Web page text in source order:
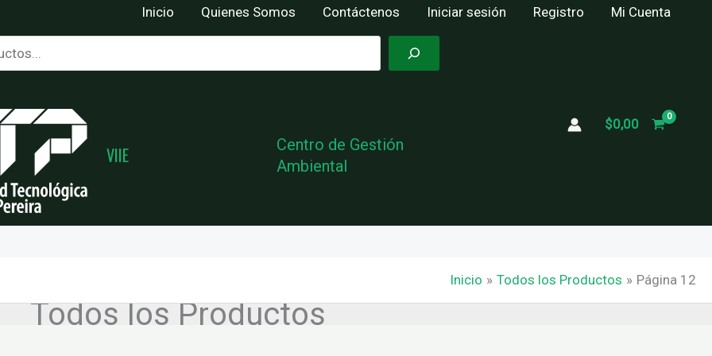
Inicio Quienes Somos Contáctenos Iniciar sesión Registro Mi Cuenta
VIIE
Centro de Gestión
Ambiental
$0,00
Inicio Todos los Productos Página 12
Todos los Productos